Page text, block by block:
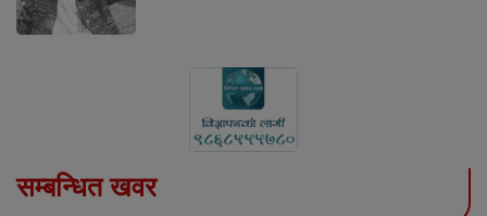
सम्बन्धित खवर